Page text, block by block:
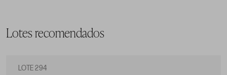
Lotes recomendados
LOTE 294